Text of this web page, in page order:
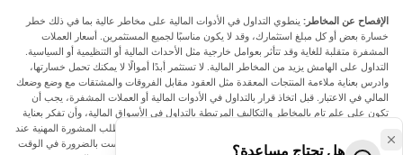
الإفصاح عن المخاطر: ينطوي التداول في الأدوات المالية على مخاطر عالية بما في ذلك خطر
خسارة بعض أو كل مبلغ استثمارك، وقد لا يكون مناسبًا لجميع المستثمرين. أسعار العملات
المشفرة متقلبة للغاية وقد تتأثر بعوامل خارجية مثل الأحداث المالية أو التنظيمية أو السياسية.
التداول على الهامش يزيد من المخاطر المالية. لا تستثمر أبدًا أموالًا لا يمكنك تحمل خسارتها،
وادرس بعناية ملاءمة المنتجات المعقدة مثل العقود مقابل الفروقات والمشتقات مع وضع وضعك
المالي في الاعتبار. قبل اتخاذ قرار بالتداول في الأدوات المالية أو العملات المشفرة، يجب أن
تكون على علم تام بالمخاطر والتكاليف المرتبطة بالتداول في الأسواق المالية، وأن تفكر بعناية
في أهدافك الاستثمارية ومستوى خبرتك ورغبتك في المخاطرة، وأن تطلب المشورة المهنية عند
الحاجة. تود Arincen أن تذكرك بأن البيانات الواردة في هذا الموقع ليست بالضرورة في الوقت
هل تحتاج مساعدة؟